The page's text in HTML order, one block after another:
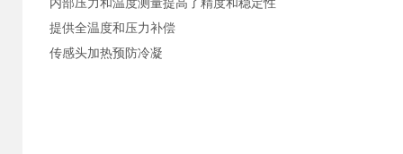
提供全温度和压力补偿
传感头加热预防冷凝